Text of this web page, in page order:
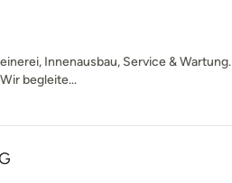
Innenausbau, Service & Wartung.
begleite...